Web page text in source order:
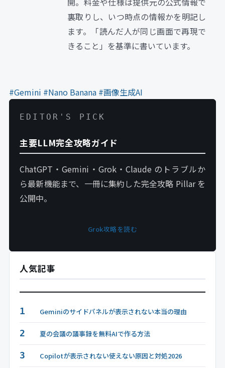
裏取りし、いつ時点の情報かを明記し
ます。「読んだ人が同じ画面で再現で
きること」を基準に書いています。
#Gemini #Nano Banana #画像生成AI
EDITOR'S PICK
主要LLM完全攻略ガイド
ChatGPT・Gemini・Grok・Claude のトラブルか
ら最新機能まで、一冊に集約した完全攻略 Pillar を
公開中。
Grok攻略を読む
人気記事
1 Geminiのサイドパネルが表示されない本当の理由
2 夏の会議の議事録を無料AIで作る方法
3 Copilotが表示されない使えない原因と対処2026